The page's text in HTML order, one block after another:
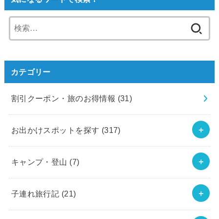
索:
カテゴリー
割引クーポン・旅のお得情報 (31)
お出かけスポットを探す (317)
キャンプ・登山 (7)
子連れ旅行記 (21)